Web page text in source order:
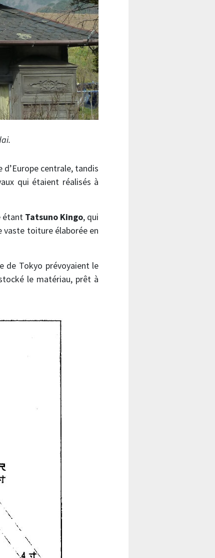
centrale, tandis
qui étaient réalisés à
étant Tatsuno Kingo, qui
vaste toiture élaborée en
de Tokyo prévoyaient le
le matériau, prêt à